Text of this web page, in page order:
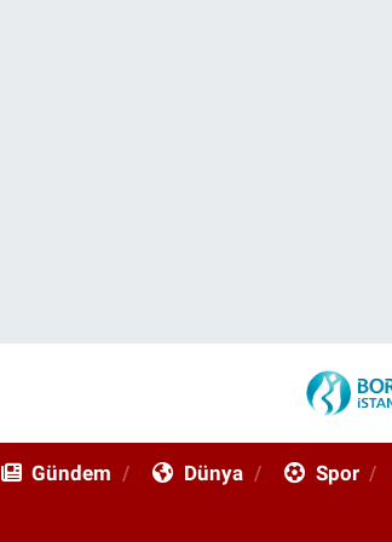
Gündem Dünya Spor